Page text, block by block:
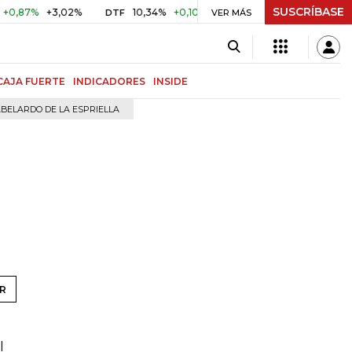
+3,02% DTF 10,34% +0,10% +0,98% UVR $ 416,91 +$ 0,05
VER MÁS SUSCRÍBASE
FUERTE INDICADORES INSIDE
DE LA ESPRIELLA